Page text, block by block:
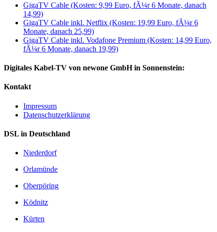
GigaTV Cable (Kosten: 9,99 Euro, fÃ¼r 6 Monate, danach
14,99)
GigaTV Cable inkl. Netflix (Kosten: 19,99 Euro, fÃ¼r 6
Monate, danach 25,99)
GigaTV Cable inkl. Vodafone Premium (Kosten: 14,99 Euro,
fÃ¼r 6 Monate, danach 19,99)
Digitales Kabel-TV von newone GmbH in Sonnenstein:
Kontakt
Impressum
Datenschutzerklärung
DSL in Deutschland
Niederdorf
Orlamünde
Oberpöring
Ködnitz
Kürten